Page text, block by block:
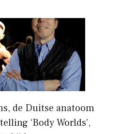
de Duitse anatoom
‘Body Worlds’,